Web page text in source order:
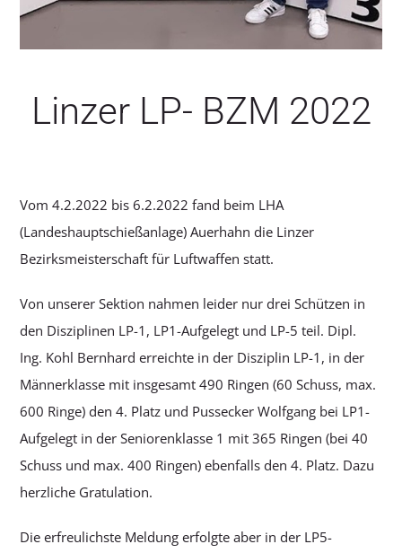
Linzer LP- BZM 2022
Vom 4.2.2022 bis 6.2.2022 fand beim LHA
(Landeshauptschießanlage) Auerhahn die Linzer
Bezirksmeisterschaft für Luftwaffen statt.
Von unserer Sektion nahmen leider nur drei Schützen in
den Disziplinen LP-1, LP1-Aufgelegt und LP-5 teil. Dipl.
Ing. Kohl Bernhard erreichte in der Disziplin LP-1, in der
Männerklasse mit insgesamt 490 Ringen (60 Schuss, max.
600 Ringe) den 4. Platz und Pussecker Wolfgang bei LP1-
Aufgelegt in der Seniorenklasse 1 mit 365 Ringen (bei 40
Schuss und max. 400 Ringen) ebenfalls den 4. Platz. Dazu
herzliche Gratulation.
Die erfreulichste Meldung erfolgte aber in der LP5-